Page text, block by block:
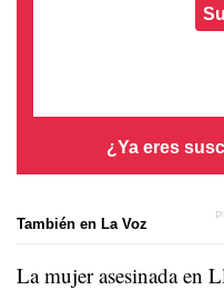
¿Ya eres
También en La Voz
La mujer asesinada en